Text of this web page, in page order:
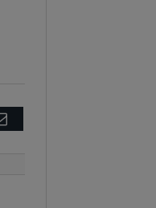
Email